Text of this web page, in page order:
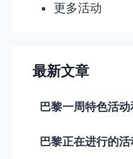
更多活动
最新文章
巴黎一周特色活
巴黎正在进行的